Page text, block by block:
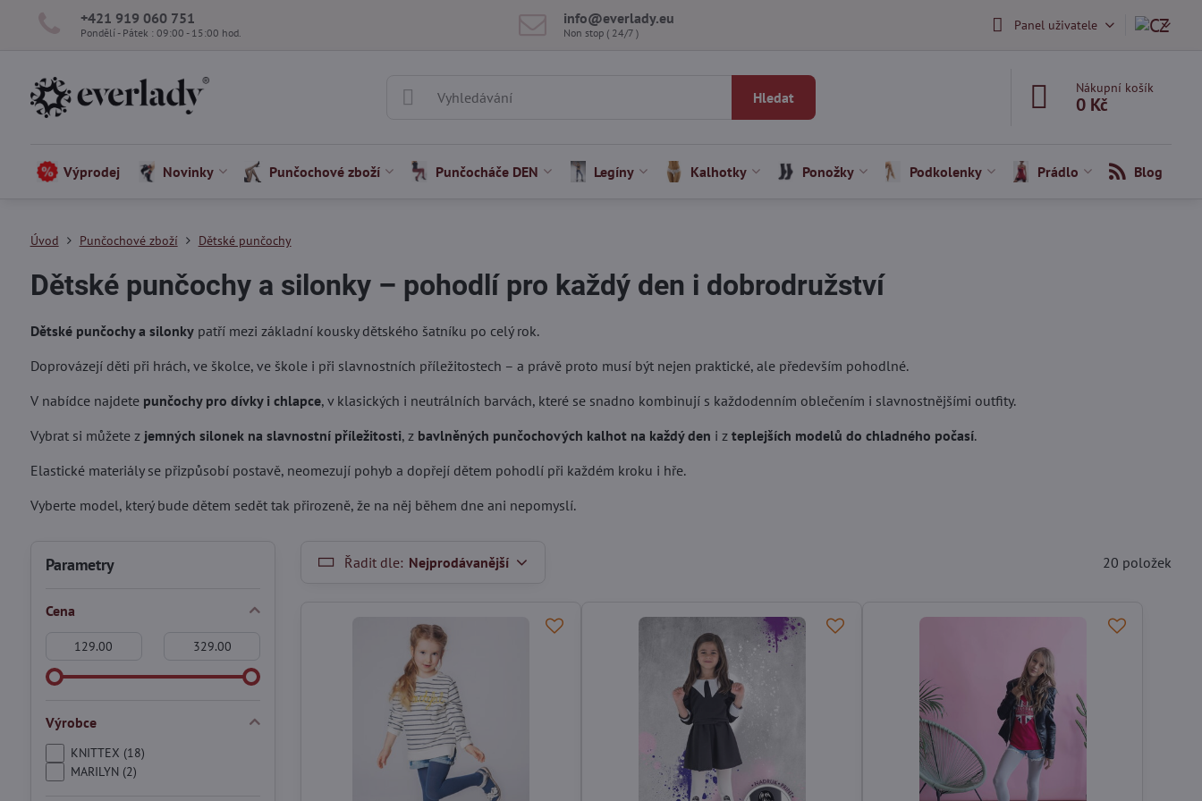
+421 919 060 751
Pondělí - Pátek : 09:00 - 15:00 hod.
info​@everlady​.eu
Non stop ( 24/7 ) Panel uživatele
Hledat
Nákupní košík
0 Kč
Výprodej Novinky Punčochové zboží Punčocháče DEN Legíny Kalhotky Ponožky Podkolenky Prádlo Blog
Úvod Punčochové zboží Dětské punčochy
Dětské punčochy a silonky – pohodlí pro každý den i dobrodružství
Dětské punčochy a silonkypatří mezi základní kousky dětského šatníku po celý rok.
Doprovázejí děti při hrách, ve školce, ve škole i při slavnostních příležitostech – a právě proto musí být nejen praktické, ale především pohodlné.
V nabídce najdete punčochy pro dívky i chlapce, v klasických i neutrálních barvách, které se snadno kombinují s každodenním oblečením i slavnostnějšími outfity.
Vybrat si můžete z jemných silonek na slavnostní příležitosti, z bavlněných punčochových kalhot na každý den i z teplejších modelů do chladného počasí.
Elastické materiály se přizpůsobí postavě, neomezují pohyb a dopřejí dětem pohodlí při každém kroku i hře.
Vyberte model, který bude dětem sedět tak přirozeně, že na něj během dne ani nepomyslí.
Řadit dle: Nejprodávanější 20 položek
Parametry
Cena
Výrobce
KNITTEX (18)
MARILYN (2)